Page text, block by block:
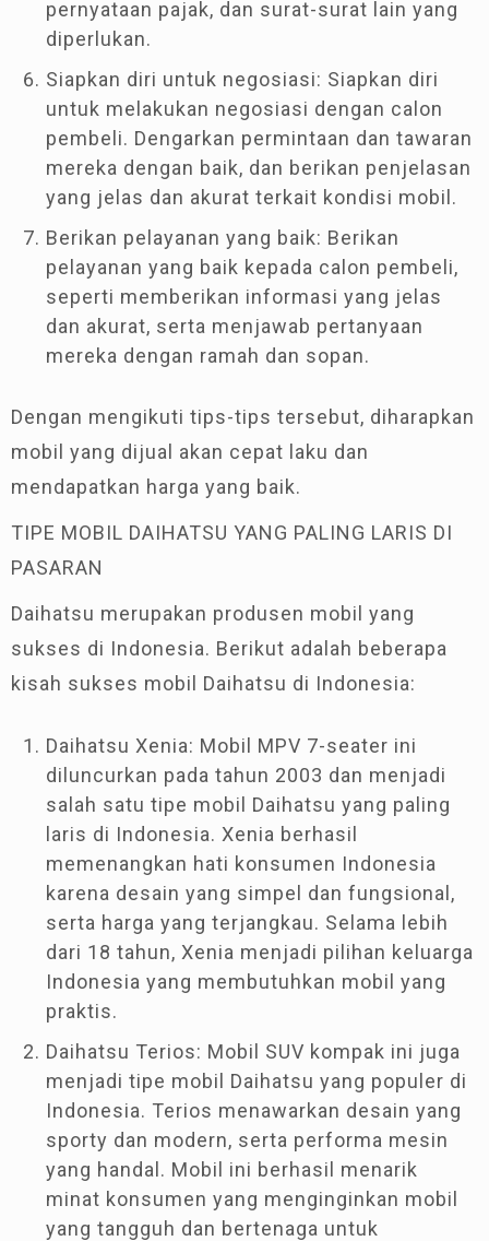
pernyataan pajak, dan surat-surat lain yang
diperlukan.
Siapkan diri untuk negosiasi: Siapkan diri
untuk melakukan negosiasi dengan calon
pembeli. Dengarkan permintaan dan tawaran
mereka dengan baik, dan berikan penjelasan
yang jelas dan akurat terkait kondisi mobil.
Berikan pelayanan yang baik: Berikan
pelayanan yang baik kepada calon pembeli,
seperti memberikan informasi yang jelas
dan akurat, serta menjawab pertanyaan
mereka dengan ramah dan sopan.
Dengan mengikuti tips-tips tersebut, diharapkan
mobil yang dijual akan cepat laku dan
mendapatkan harga yang baik.
TIPE MOBIL DAIHATSU YANG PALING LARIS DI
PASARAN
Daihatsu merupakan produsen mobil yang
sukses di Indonesia. Berikut adalah beberapa
kisah sukses mobil Daihatsu di Indonesia:
Daihatsu Xenia: Mobil MPV 7-seater ini
diluncurkan pada tahun 2003 dan menjadi
salah satu tipe mobil Daihatsu yang paling
laris di Indonesia. Xenia berhasil
memenangkan hati konsumen Indonesia
karena desain yang simpel dan fungsional,
serta harga yang terjangkau. Selama lebih
dari 18 tahun, Xenia menjadi pilihan keluarga
Indonesia yang membutuhkan mobil yang
praktis.
Daihatsu Terios: Mobil SUV kompak ini juga
menjadi tipe mobil Daihatsu yang populer di
Indonesia. Terios menawarkan desain yang
sporty dan modern, serta performa mesin
yang handal. Mobil ini berhasil menarik
minat konsumen yang menginginkan mobil
yang tangguh dan bertenaga untuk